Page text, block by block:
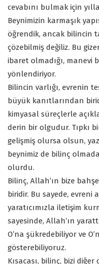
cevabını bulmak için
Beynimizin karmaşık
öğrendik, ancak bilincin
çözebilmiş değiliz. Bu
ibaret olmadığı,
yönlendiriyor.
Bilincin varlığı, evrenin
büyük kanıtlarından
kimyasal süreçlerle
derin bir olgudur. Tıpkı
gelişmiş olursa olsun,
beynimiz de bilinç
olurdu.
Bilinç, Allah’ın bize
biridir. Bu sayede, evreni
yaratıcımızla iletişim
sayesinde, Allah’ın
O’na şükredebiliyor ve
gösterebiliyoruz.
Kısacası, bilinç, bizi